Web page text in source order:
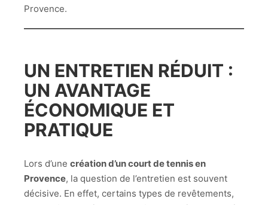
Provence.
UN ENTRETIEN RÉDUIT :
UN AVANTAGE
ÉCONOMIQUE ET
PRATIQUE
Lors d’une création d’un court de tennis en
Provence, la question de l’entretien est souvent
décisive. En effet, certains types de revêtements,